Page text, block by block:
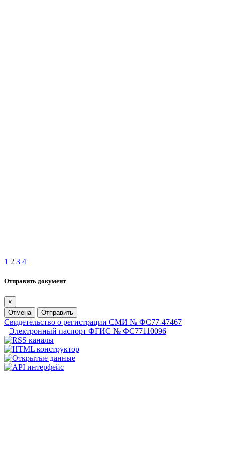
1 2 3 4
Отправить документ
×
Отмена
Отправить
Свидетельство о регистрации СМИ № ФС77-47467
Электронный паспорт ФГИС № ФС77110096